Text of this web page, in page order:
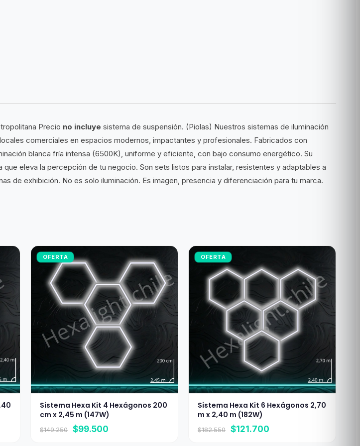
Precio no incluye sistema de suspensión. (Piolas) Nuestros sistemas de iluminación
comerciales en espacios modernos, impactantes y profesionales. Fabricados con
blanca fría intensa (6500K), uniforme y eficiente, con bajo consumo energético. Su
eleva la percepción de tu negocio. Son sets listos para instalar, resistentes y adaptables a
de exhibición. No es solo iluminación. Es imagen, presencia y diferenciación para tu marca.
OFERTA
Sistema Hexa Kit 4 Hexágonos 200
cm x 2,45 m (147W)
$149.250
El
$99.500
OFERTA
Sistema Hexa Kit 6 Hexágonos 2,70
m x 2,40 m (182W)
$182.550
El
$121.700